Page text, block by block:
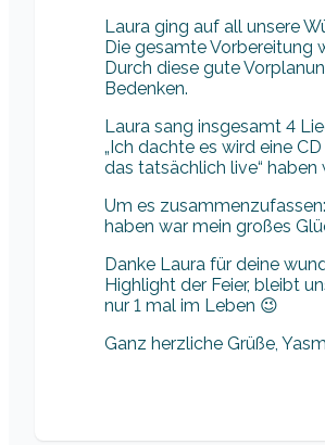
Laura ging auf all unsere
Die gesamte Vorbereitung
Durch diese gute
Bedenken.
Laura sang insgesamt 4
„Ich dachte es wird eine
das tatsächlich live“
Um es
haben war mein großes
Danke Laura für deine
Highlight der Feier, bleibt
nur 1 mal im Leben 😉
Ganz herzliche Grüße,